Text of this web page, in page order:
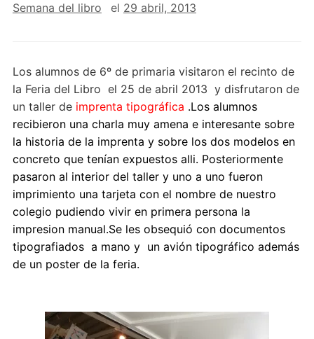
Semana del libro el 29 abril, 2013
Los alumnos de 6º de primaria visitaron el recinto de
la Feria del Libro el 25 de abril 2013 y disfrutaron de
un taller de imprenta tipográfica .Los alumnos
recibieron una charla muy amena e interesante sobre
la historia de la imprenta y sobre los dos modelos en
concreto que tenían expuestos alli. Posteriormente
pasaron al interior del taller y uno a uno fueron
imprimiento una tarjeta con el nombre de nuestro
colegio pudiendo vivir en primera persona la
impresion manual.Se les obsequió con documentos
tipografiados a mano y un avión tipográfico además
de un poster de la feria.